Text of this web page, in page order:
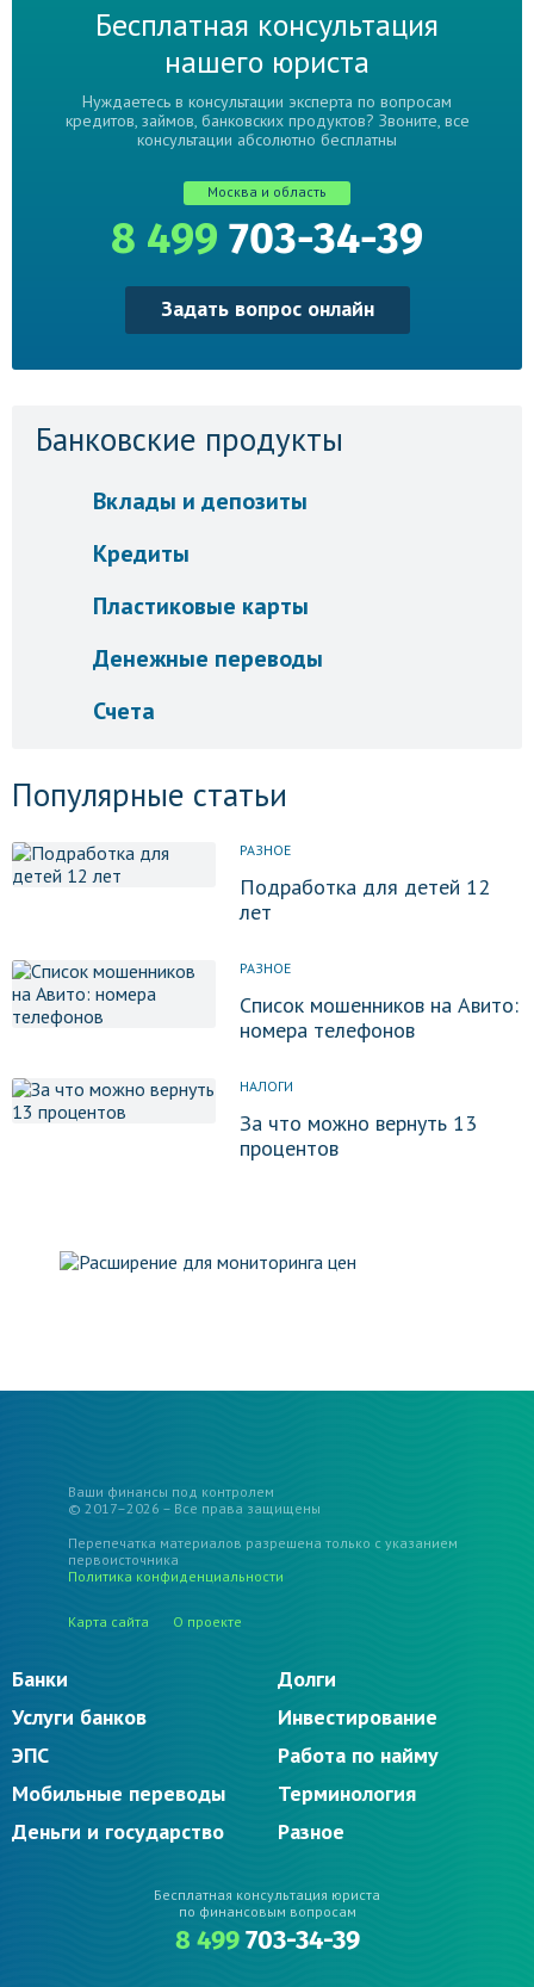
Бесплатная консультация
нашего юриста
Нуждаетесь в консультации эксперта по вопросам
кредитов, займов, банковских продуктов? Звоните, все
консультации абсолютно бесплатны
Москва и область
8 499 703-34-39
Задать вопрос онлайн
Банковские продукты
Вклады и депозиты
Кредиты
Пластиковые карты
Денежные переводы
Счета
Популярные статьи
РАЗНОЕ
Подработка для детей 12
лет
РАЗНОЕ
Список мошенников на Авито:
номера телефонов
НАЛОГИ
За что можно вернуть 13
процентов
Ваши финансы под контролем
© 2017–2026 – Все права защищены
Перепечатка материалов разрешена только с указанием
первоисточника
Политика конфиденциальности
Карта сайта О проекте
Банки
Услуги банков
ЭПС
Мобильные переводы
Деньги и государство
Долги
Инвестирование
Работа по найму
Терминология
Разное
Бесплатная консультация юриста
по финансовым вопросам
8 499703-34-39